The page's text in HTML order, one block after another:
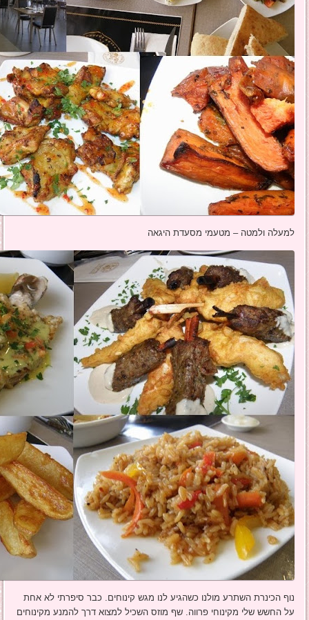
למעלה ולמטה – מטעמי מסעדת היגאה
נוף הכינרת השתרע מולנו כשהגיע לנו מגש קינוחים. כבר סיפרתי לא אחת
על החשש שלי מקינוחי פרווה. שף מוזס השכיל למצוא דרך להמנע מקינוחים